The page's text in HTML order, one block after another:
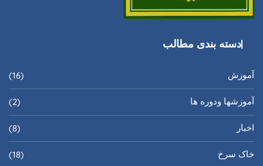
دسته بندی مطالب
آموزش (16)
آموزشها ودوره ها (2)
اخبار (8)
خاک سرخ (18)